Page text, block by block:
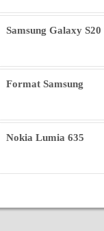
Samsung Galaxy
Format Samsung
Nokia Lumia 635